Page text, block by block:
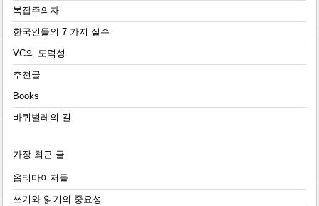
복잡주의자
한국인들의 7 가지 실수
VC의 도덕성
추천글
Books
바퀴벌레의 길
가장 최근 글
옵티마이저들
쓰기와 읽기의 중요성